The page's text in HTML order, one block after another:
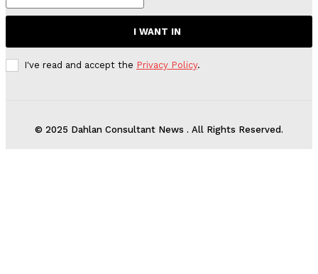
I WANT IN
I've read and accept the Privacy Policy.
© 2025 Dahlan Consultant News . All Rights Reserved.